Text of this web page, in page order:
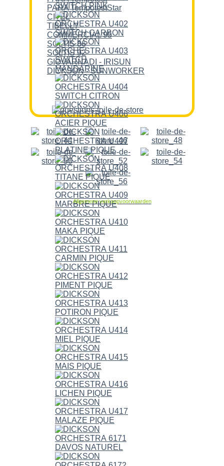
PARA TempotestStar
CITEL
TIBELLY
COMMERCIAL 95
SOLTIS 86
SOLTIS 92
GIOVARNADI - IRISUN
DICKSON - SUNWORKER
Allgemene verkoopvoorwaarden